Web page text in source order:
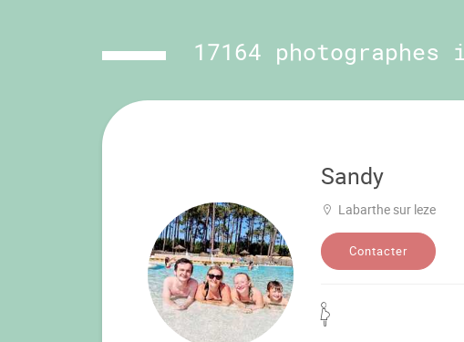
17164
Sandy
Labarthe sur leze
Contacter